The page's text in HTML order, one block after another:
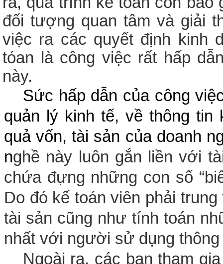
đối tượng quan tâm và giải
việc ra các quyết định kinh
tóan là công việc rất hấp
này.
Sức hấp dẫn của công
quản lý kinh tế, về thông
quả vốn, tài sản của doanh
nghề này luôn gắn liền với
chứa đựng những con số
Do đó kế toán viên phải
tài sản cũng như tính toán
nhất với người sử dụng thông
Ngoài ra, các bạn tham